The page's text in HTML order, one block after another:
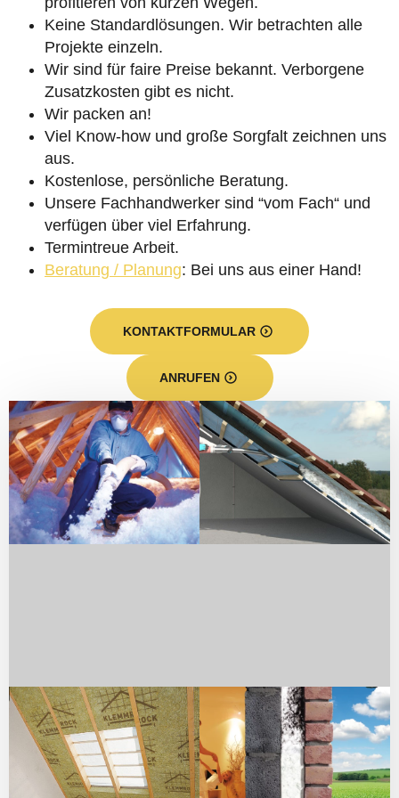
Keine Standardlösungen. Wir betrachten alle
Projekte einzeln.
Wir sind für faire Preise bekannt. Verborgene
Zusatzkosten gibt es nicht.
Wir packen an!
Viel Know-how und große Sorgfalt zeichnen uns
aus.
Kostenlose, persönliche Beratung.
Unsere Fachhandwerker sind “vom Fach“ und
verfügen über viel Erfahrung.
Termintreue Arbeit.
Beratung / Planung: Bei uns aus einer Hand!
KONTAKTFORMULAR
ANRUFEN